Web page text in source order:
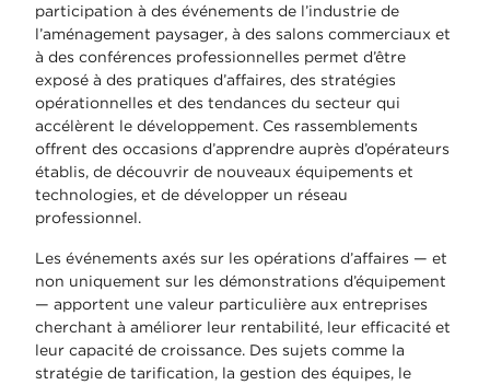
participation à des événements de l’industrie de
l’aménagement paysager, à des salons commerciaux et
à des conférences professionnelles permet d’être
exposé à des pratiques d’affaires, des stratégies
opérationnelles et des tendances du secteur qui
accélèrent le développement. Ces rassemblements
offrent des occasions d’apprendre auprès d’opérateurs
établis, de découvrir de nouveaux équipements et
technologies, et de développer un réseau
professionnel.
Les événements axés sur les opérations d’affaires — et
non uniquement sur les démonstrations d’équipement
— apportent une valeur particulière aux entreprises
cherchant à améliorer leur rentabilité, leur efficacité et
leur capacité de croissance. Des sujets comme la
stratégie de tarification, la gestion des équipes, le